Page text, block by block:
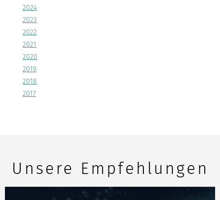
2024
2023
2022
2021
2020
2019
2018
2017
Unsere Empfehlungen